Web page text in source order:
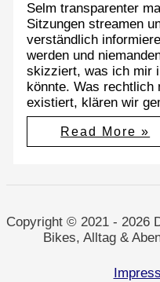
Selm transparenter
Sitzungen streamen
verständlich
werden und
skizziert, was ich mir
könnte. Was rechtlich
existiert, klären wir
Ziele
für
Beteiligung
Read More »
Copyright © 2021 - 2026
Bikes, Alltag &